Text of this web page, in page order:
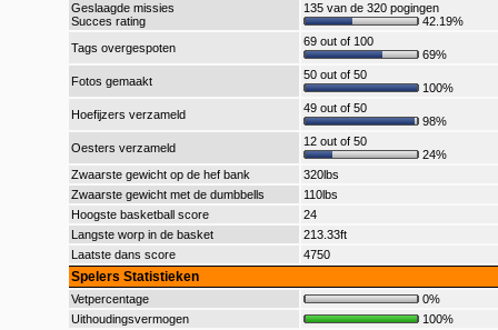
Geslaagde missies
Succes rating
135 van de 320 pogingen
42.19%
Tags overgespoten
69 out of 100
69%
Fotos gemaakt
50 out of 50
100%
Hoefijzers verzameld
49 out of 50
98%
Oesters verzameld
12 out of 50
24%
Zwaarste gewicht op de hef bank
320lbs
Zwaarste gewicht met de dumbbells
110lbs
Hoogste basketball score
24
Langste worp in de basket
213.33ft
Laatste dans score
4750
Spelers Statistieken
Vetpercentage
0%
Uithoudingsvermogen
100%